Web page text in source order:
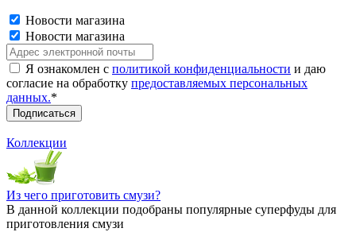
Новости магазина
Новости магазина
Я ознакомлен с политикой конфиденциальности и даю
согласие на обработку предоставляемых персональных
данных.*
Коллекции
Из чего приготовить смузи?
В данной коллекции подобраны популярные суперфуды для
приготовления смузи